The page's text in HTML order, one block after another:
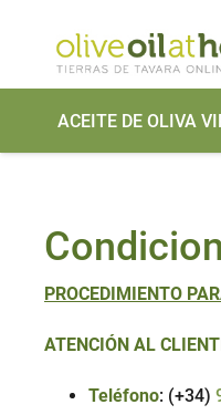
ACEITE DE OLIVA
PROCEDIMIENTO
ATENCIÓN AL
Teléfono: (+34)